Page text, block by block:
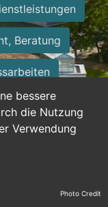
bessere
die Nutzung
Verwendung
Beratung
Photo Credit